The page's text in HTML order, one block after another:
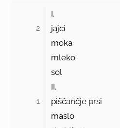
I.
2
jajci
moka
mleko
sol
II.
1
piščančje prsi
maslo